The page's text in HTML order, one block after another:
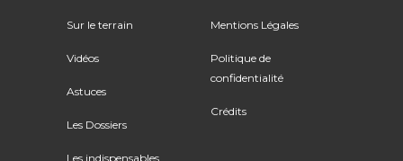
Sur le terrain
Vidéos
Astuces
Les Dossiers
Les indispensables
Mentions Légales
Politique de
confidentialité
Crédits